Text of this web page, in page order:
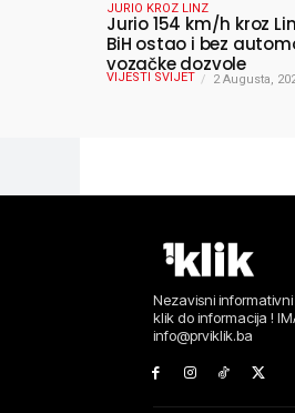
JURIO KROZ LINZ
Jurio 154 km/h kroz
BiH ostao i bez
vozačke dozvole
VIJESTI SVIJET 2 Augusta,
Nezavisni
klik do informacija !
info@prviklik.ba